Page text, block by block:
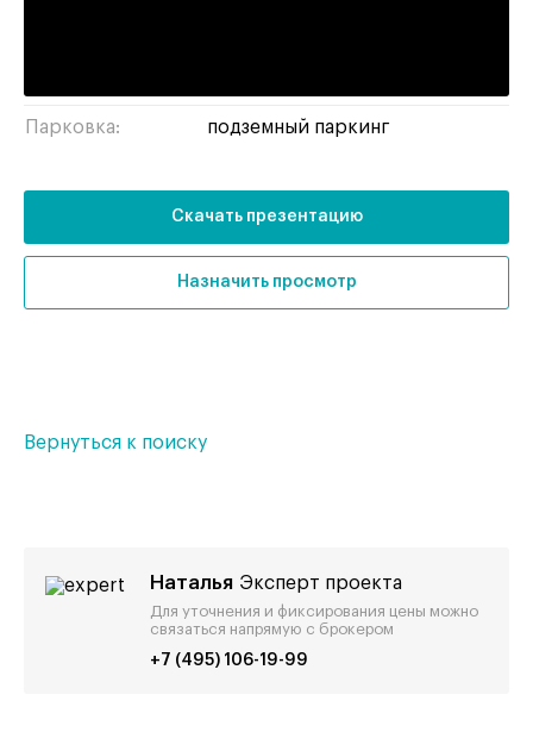
Парковка: подземный паркинг
Скачать презентацию
Назначить просмотр
Вернуться к поиску
Наталья Эксперт проекта
Для уточнения и фиксирования цены можно
связаться напрямую с брокером
+7 (495) 106-19-99